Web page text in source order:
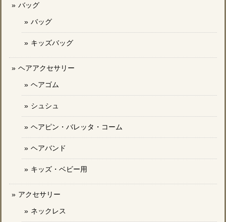
バッグ
バッグ
キッズバッグ
ヘアアクセサリー
ヘアゴム
シュシュ
ヘアピン・バレッタ・コーム
ヘアバンド
キッズ・ベビー用
アクセサリー
ネックレス